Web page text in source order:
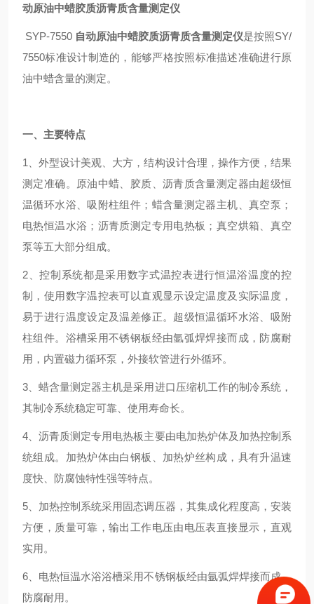
动原油中蜡胶质沥青质含量测定仪
SYP-7550 自动原油中蜡胶质沥青质含量测定仪是按照SY/
7550标准设计制造的，能够严格按照标准描述准确进行原
油中蜡含量的测定。
一、主要特点
1、外型设计美观、大方，结构设计合理，操作方便，结果
测定准确。原油中蜡、胶质、沥青质含量测定器由超级恒
温循环水浴、吸附柱组件；蜡含量测定器主机、真空泵；
电热恒温水浴；沥青质测定专用电热板；真空烘箱、真空
泵等五大部分组成。
2、控制系统都是采用数字式温控表进行恒温浴温度的控
制，使用数字温控表可以直观显示设定温度及实际温度，
易于进行温度设定及温差修正。超级恒温循环水浴、吸附
柱组件。浴槽采用不锈钢板经由氩弧焊焊接而成，防腐耐
用，内置磁力循环泵，外接软管进行外循环。
3、蜡含量测定器主机是采用进口压缩机工作的制冷系统，
其制冷系统稳定可靠、使用寿命长。
4、沥青质测定专用电热板主要由电加热炉体及加热控制系
统组成。加热炉体由白钢板、加热炉丝构成，具有升温速
度快、防腐蚀特性强等特点。
5、加热控制系统采用固态调压器，其集成化程度高，安装
方便，质量可靠，输出工作电压由电压表直接显示，直观
实用。
6、电热恒温水浴浴槽采用不锈钢板经由氩弧焊焊接而成，
防腐耐用。